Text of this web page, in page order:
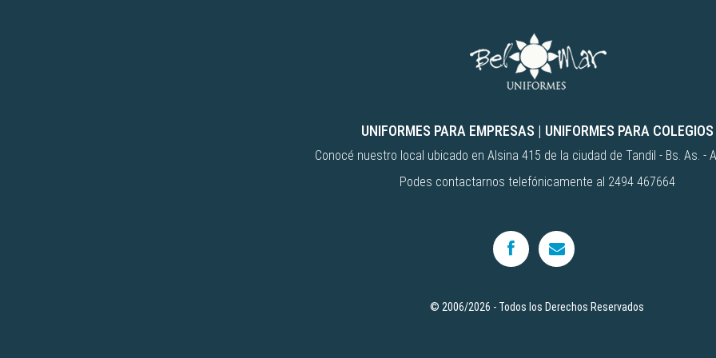
UNIFORMES PARA EMPRESAS | UNIFORMES PARA COLEGIOS
Conocé nuestro local ubicado en Alsina 415 de la ciudad de Tandil - Bs. As. -
Podes contactarnos telefónicamente al 2494 467664
© 2006/2026 - Todos los Derechos Reservados